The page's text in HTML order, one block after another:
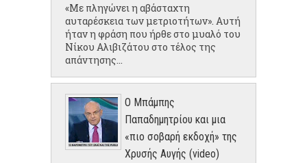
«Με πληγώνει η αβάσταχτη
αυταρέσκεια των μετριοτήτων». Αυτή
ήταν η φράση που ήρθε στο μυαλό του
Νίκου Αλιβιζάτου στο τέλος της
απάντησης...
Ο Μπάμπης
Παπαδημητρίου και μια
«πιο σοβαρή εκδοχή» της
Χρυσής Αυγής (video)